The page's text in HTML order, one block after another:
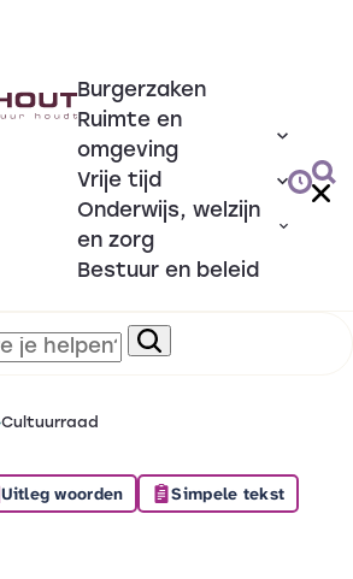
Burgerzaken
Ruimte en
omgeving
Vrije tijd
Onderwijs, welzijn
en zorg
Bestuur en beleid
Cultuurraad
Uitleg woorden Simpele tekst